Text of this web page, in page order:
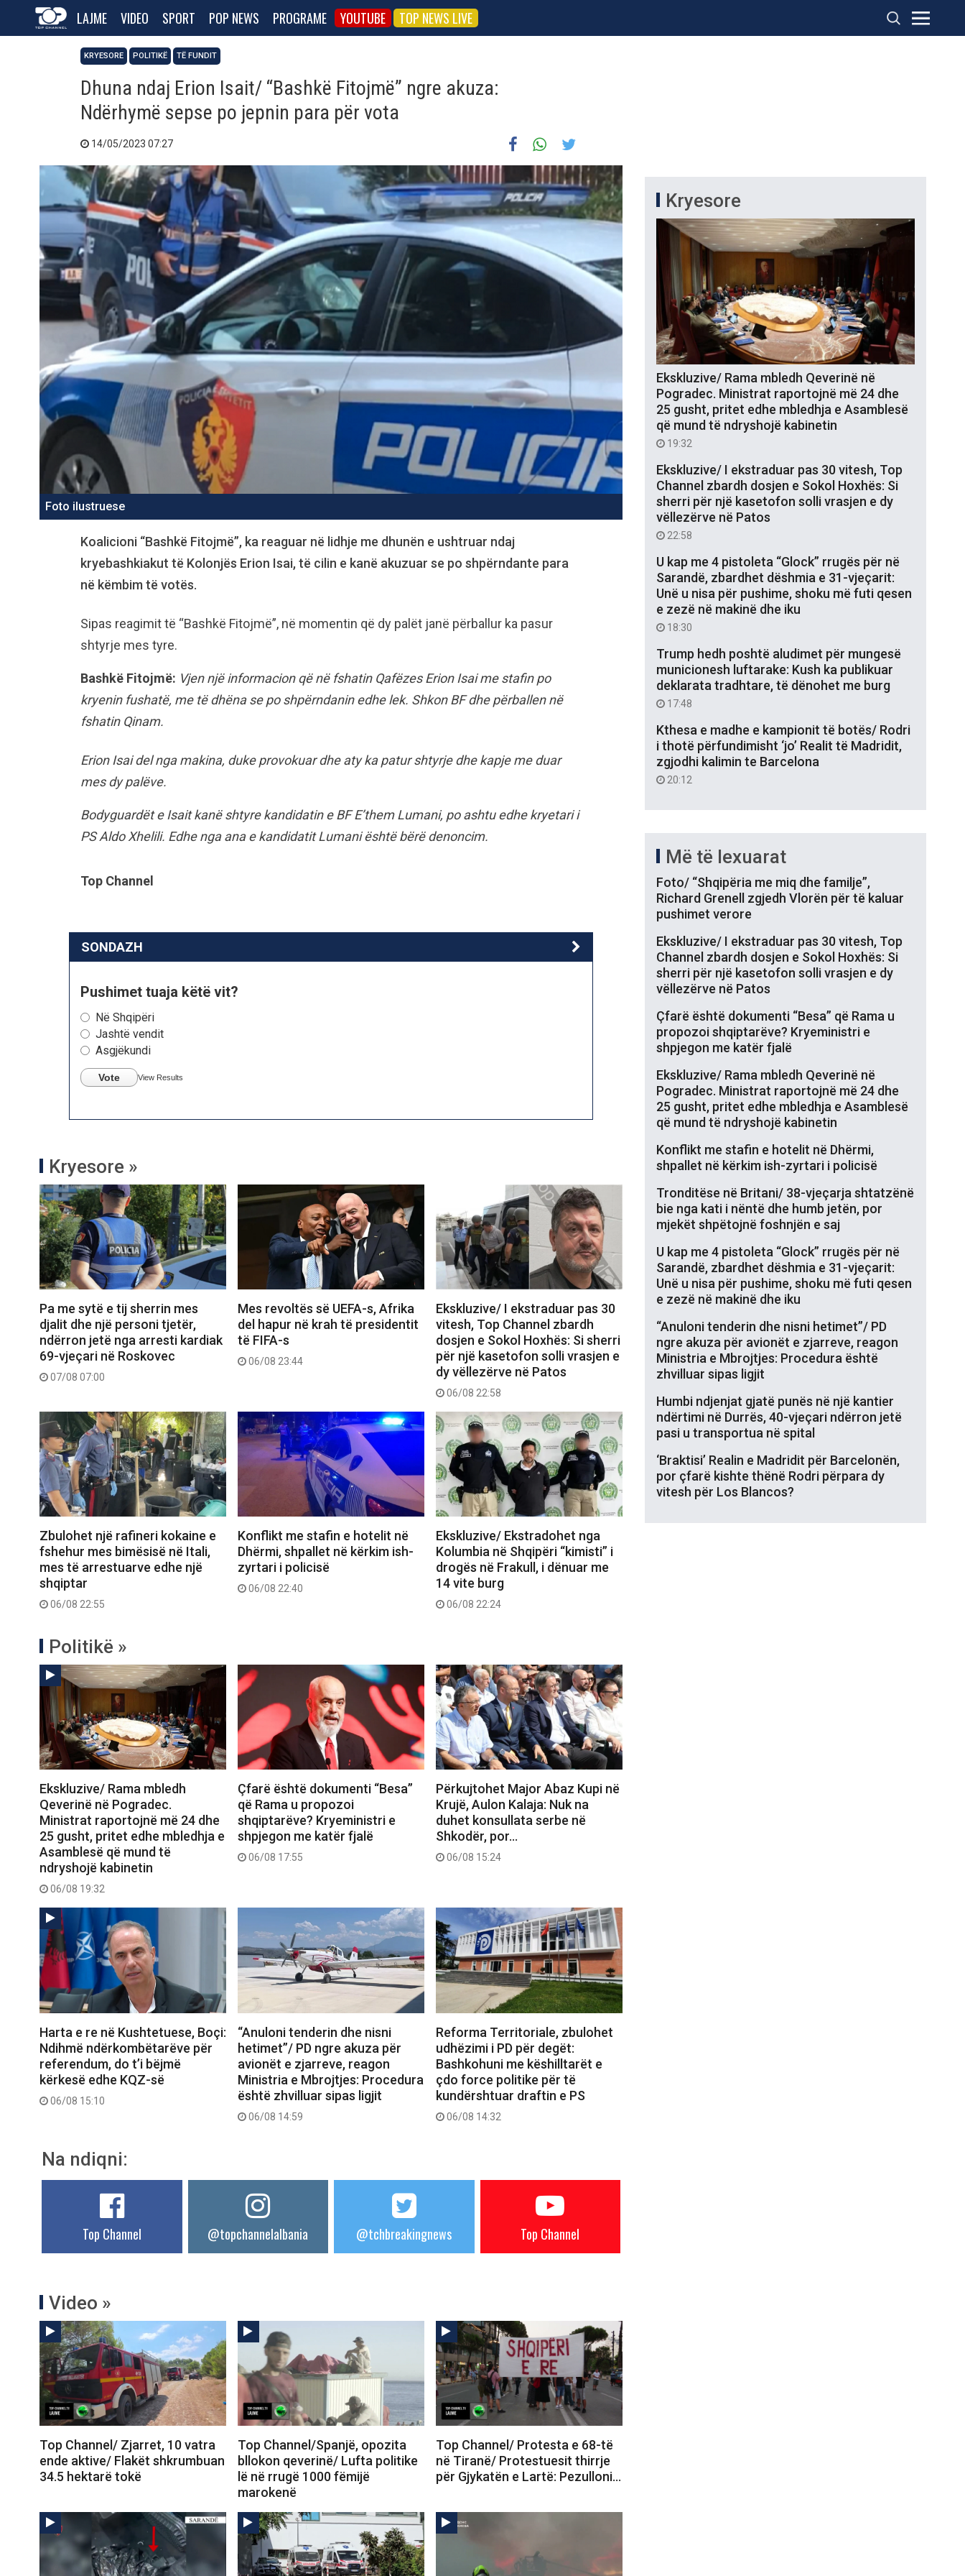
LAJME VIDEO SPORT POP NEWS PROGRAME YOUTUBE TOP NEWS LIVE
KRYESORE POLITIKË TË FUNDIT
Dhuna ndaj Erion Isait/ “Bashkë Fitojmë” ngre akuza:
Ndërhymë sepse po jepnin para për vota
14/05/2023 07:27
Foto ilustruese
Koalicioni “Bashkë Fitojmë”, ka reaguar në lidhje me dhunën e ushtruar ndaj
kryebashkiakut të Kolonjës Erion Isai, të cilin e kanë akuzuar se po shpërndante para
në këmbim të votës.
Sipas reagimit të “Bashkë Fitojmë”, në momentin që dy palët janë përballur ka pasur
shtyrje mes tyre.
Bashkë Fitojmë: Vjen një informacion që në fshatin Qafëzes Erion Isai me stafin po
kryenin fushatë, me të dhëna se po shpërndanin edhe lek. Shkon BF dhe përballen në
fshatin Qinam.
Erion Isai del nga makina, duke provokuar dhe aty ka patur shtyrje dhe kapje me duar
mes dy palëve.
Bodyguardët e Isait kanë shtyre kandidatin e BF E’them Lumani, po ashtu edhe kryetari i
PS Aldo Xhelili. Edhe nga ana e kandidatit Lumani është bërë denoncim.
Top Channel
SONDAZH
Pushimet tuaja këtë vit?
Në Shqipëri
Jashtë vendit
Asgjëkundi
Vote View Results
Kryesore »
Pa me sytë e tij sherrin mes
djalit dhe një personi tjetër,
ndërron jetë nga arresti kardiak
69-vjeçari në Roskovec
07/08 07:00
Mes revoltës së UEFA-s, Afrika
del hapur në krah të presidentit
të FIFA-s
06/08 23:44
Ekskluzive/ I ekstraduar pas 30
vitesh, Top Channel zbardh
dosjen e Sokol Hoxhës: Si sherri
për një kasetofon solli vrasjen e
dy vëllezërve në Patos
06/08 22:58
Zbulohet një rafineri kokaine e
fshehur mes bimësisë në Itali,
mes të arrestuarve edhe një
shqiptar
06/08 22:55
Konflikt me stafin e hotelit në
Dhërmi, shpallet në kërkim ish-
zyrtari i policisë
06/08 22:40
Ekskluzive/ Ekstradohet nga
Kolumbia në Shqipëri “kimisti” i
drogës në Frakull, i dënuar me
14 vite burg
06/08 22:24
Politikë »
Ekskluzive/ Rama mbledh
Qeverinë në Pogradec.
Ministrat raportojnë më 24 dhe
25 gusht, pritet edhe mbledhja e
Asamblesë që mund të
ndryshojë kabinetin
06/08 19:32
Çfarë është dokumenti “Besa”
që Rama u propozoi
shqiptarëve? Kryeministri e
shpjegon me katër fjalë
06/08 17:55
Përkujtohet Major Abaz Kupi në
Krujë, Aulon Kalaja: Nuk na
duhet konsullata serbe në
Shkodër, por…
06/08 15:24
Harta e re në Kushtetuese, Boçi:
Ndihmë ndërkombëtarëve për
referendum, do t’i bëjmë
kërkesë edhe KQZ-së
06/08 15:10
“Anuloni tenderin dhe nisni
hetimet”/ PD ngre akuza për
avionët e zjarreve, reagon
Ministria e Mbrojtjes: Procedura
është zhvilluar sipas ligjit
06/08 14:59
Reforma Territoriale, zbulohet
udhëzimi i PD për degët:
Bashkohuni me këshilltarët e
çdo force politike për të
kundërshtuar draftin e PS
06/08 14:32
Na ndiqni:
Top Channel @topchannelalbania @tchbreakingnews Top Channel
Video »
Top Channel/ Zjarret, 10 vatra
ende aktive/ Flakët shkrumbuan
34.5 hektarë tokë
Top Channel/Spanjë, opozita
bllokon qeverinë/ Lufta politike
lë në rrugë 1000 fëmijë
marokenë
Top Channel/ Protesta e 68-të
në Tiranë/ Protestuesit thirrje
për Gjykatën e Lartë: Pezulloni…
Kryesore
Ekskluzive/ Rama mbledh Qeverinë në
Pogradec. Ministrat raportojnë më 24 dhe
25 gusht, pritet edhe mbledhja e Asamblesë
që mund të ndryshojë kabinetin
19:32
Ekskluzive/ I ekstraduar pas 30 vitesh, Top
Channel zbardh dosjen e Sokol Hoxhës: Si
sherri për një kasetofon solli vrasjen e dy
vëllezërve në Patos
22:58
U kap me 4 pistoleta “Glock” rrugës për në
Sarandë, zbardhet dëshmia e 31-vjeçarit:
Unë u nisa për pushime, shoku më futi qesen
e zezë në makinë dhe iku
18:30
Trump hedh poshtë aludimet për mungesë
municionesh luftarake: Kush ka publikuar
deklarata tradhtare, të dënohet me burg
17:48
Kthesa e madhe e kampionit të botës/ Rodri
i thotë përfundimisht ‘jo’ Realit të Madridit,
zgjodhi kalimin te Barcelona
20:12
Më të lexuarat
Foto/ “Shqipëria me miq dhe familje”,
Richard Grenell zgjedh Vlorën për të kaluar
pushimet verore
Ekskluzive/ I ekstraduar pas 30 vitesh, Top
Channel zbardh dosjen e Sokol Hoxhës: Si
sherri për një kasetofon solli vrasjen e dy
vëllezërve në Patos
Çfarë është dokumenti “Besa” që Rama u
propozoi shqiptarëve? Kryeministri e
shpjegon me katër fjalë
Ekskluzive/ Rama mbledh Qeverinë në
Pogradec. Ministrat raportojnë më 24 dhe
25 gusht, pritet edhe mbledhja e Asamblesë
që mund të ndryshojë kabinetin
Konflikt me stafin e hotelit në Dhërmi,
shpallet në kërkim ish-zyrtari i policisë
Tronditëse në Britani/ 38-vjeçarja shtatzënë
bie nga kati i nëntë dhe humb jetën, por
mjekët shpëtojnë foshnjën e saj
U kap me 4 pistoleta “Glock” rrugës për në
Sarandë, zbardhet dëshmia e 31-vjeçarit:
Unë u nisa për pushime, shoku më futi qesen
e zezë në makinë dhe iku
“Anuloni tenderin dhe nisni hetimet”/ PD
ngre akuza për avionët e zjarreve, reagon
Ministria e Mbrojtjes: Procedura është
zhvilluar sipas ligjit
Humbi ndjenjat gjatë punës në një kantier
ndërtimi në Durrës, 40-vjeçari ndërron jetë
pasi u transportua në spital
‘Braktisi’ Realin e Madridit për Barcelonën,
por çfarë kishte thënë Rodri përpara dy
vitesh për Los Blancos?